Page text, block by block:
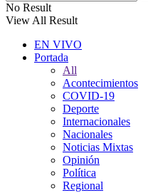
No Result
View All Result
EN VIVO
Portada
All
Acontecimientos
COVID-19
Deporte
Internacionales
Nacionales
Noticias Mixtas
Opinión
Política
Regional